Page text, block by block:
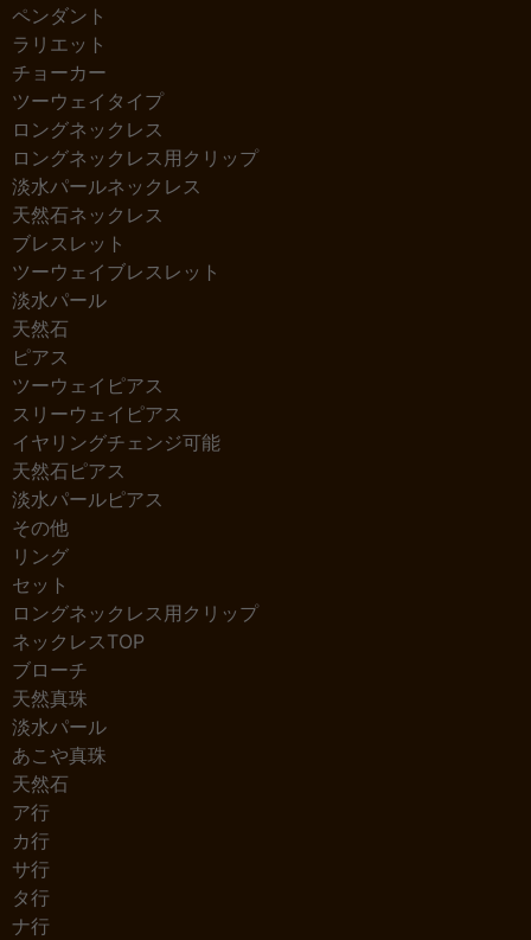
ペンダント
ラリエット
チョーカー
ツーウェイタイプ
ロングネックレス
ロングネックレス用クリップ
淡水パールネックレス
天然石ネックレス
ブレスレット
ツーウェイブレスレット
淡水パール
天然石
ピアス
ツーウェイピアス
スリーウェイピアス
イヤリングチェンジ可能
天然石ピアス
淡水パールピアス
その他
リング
セット
ロングネックレス用クリップ
ネックレスTOP
ブローチ
天然真珠
淡水パール
あこや真珠
天然石
ア行
カ行
サ行
タ行
ナ行